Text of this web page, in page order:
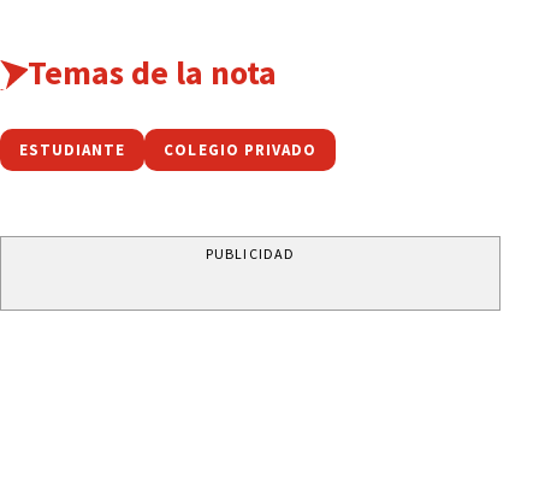
Temas de la nota
ESTUDIANTE COLEGIO PRIVADO
PUBLICIDAD